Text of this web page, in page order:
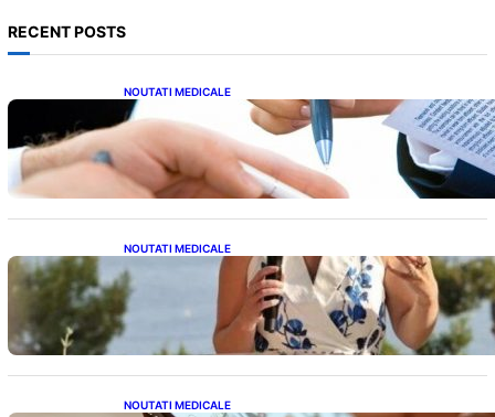
RECENT POSTS
NOUTATI MEDICALE
Acordul României cu Banca Mondială: O
Analiză Detaliată a Împrumutului și
Condițiilor Impuse
NOUTATI MEDICALE
Nașterea prințesei Eugenie la Lisabona: O
alegere plină de semnificație pentru familia
regală britanică
NOUTATI MEDICALE